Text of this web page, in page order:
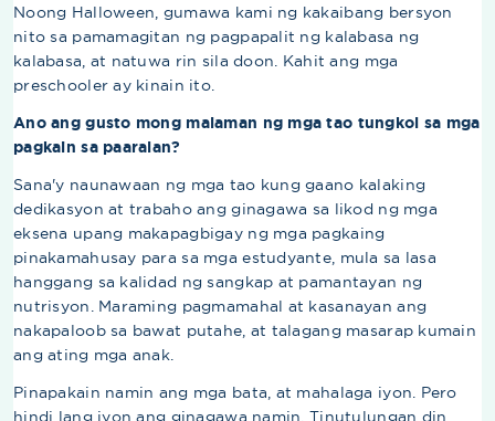
Noong Halloween, gumawa kami ng kakaibang bersyon
nito sa pamamagitan ng pagpapalit ng kalabasa ng
kalabasa, at natuwa rin sila doon. Kahit ang mga
preschooler ay kinain ito.
Ano ang gusto mong malaman ng mga tao tungkol sa mga
pagkain sa paaralan?
Sana'y naunawaan ng mga tao kung gaano kalaking
dedikasyon at trabaho ang ginagawa sa likod ng mga
eksena upang makapagbigay ng mga pagkaing
pinakamahusay para sa mga estudyante, mula sa lasa
hanggang sa kalidad ng sangkap at pamantayan ng
nutrisyon. Maraming pagmamahal at kasanayan ang
nakapaloob sa bawat putahe, at talagang masarap kumain
ang ating mga anak.
Pinapakain namin ang mga bata, at mahalaga iyon. Pero
hindi lang iyon ang ginagawa namin. Tinutulungan din